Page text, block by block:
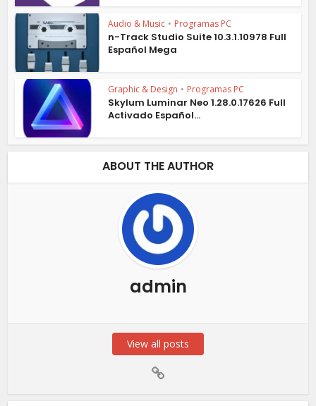
Audio & Music • Programas PC
n-Track Studio Suite 10.3.1.10978 Full
Español Mega
Graphic & Design • Programas PC
Skylum Luminar Neo 1.28.0.17626 Full
Activado Español...
ABOUT THE AUTHOR
admin
View all posts